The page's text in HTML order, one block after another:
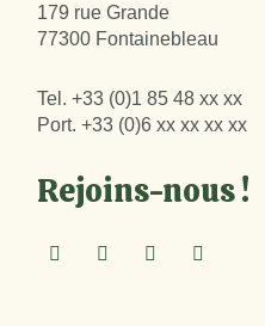
179 rue Grande
77300 Fontainebleau
Tel.+33 (0)1 85 48 xx xx
Port.+33 (0)6 xx xx xx xx
Rejoins-nous !